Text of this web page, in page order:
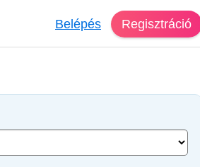
Belépés Regisztráció